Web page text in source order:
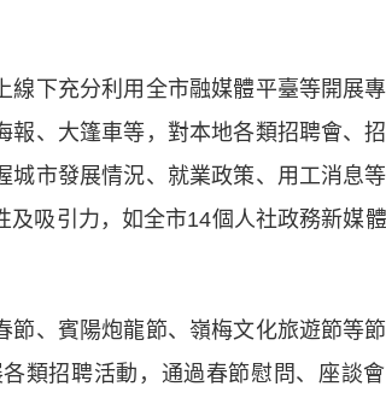
下充分利用全市融媒體平臺等開展
、大篷車等，對本地各類招聘會、
市發展情況、就業政策、用工消息
吸引力，如全市14個人社政務新媒
、賓陽炮龍節、嶺梅文化旅遊節等
類招聘活動，通過春節慰問、座談